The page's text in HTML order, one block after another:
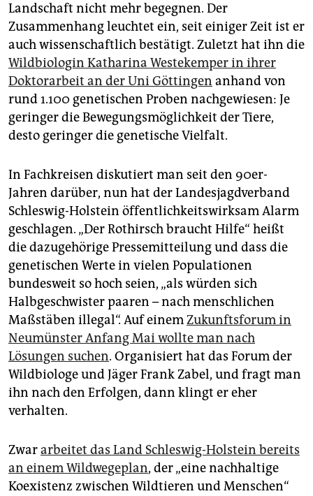
Landschaft nicht mehr begegnen. Der
Zusammenhang leuchtet ein, seit einiger Zeit ist er
auch wissenschaftlich bestätigt. Zuletzt hat ihn die
Wildbiologin Katharina Westekemper in ihrer
Doktorarbeit an der Uni Göttingen anhand von
rund 1.100 genetischen Proben nachgewiesen: Je
geringer die Bewegungsmöglichkeit der Tiere,
desto geringer die genetische Vielfalt.
In Fachkreisen diskutiert man seit den 90er-
Jahren darüber, nun hat der Landesjagdverband
Schleswig-Holstein öffentlichkeitswirksam Alarm
geschlagen. „Der Rothirsch braucht Hilfe“ heißt
die dazugehörige Pressemitteilung und dass die
genetischen Werte in vielen Populationen
bundesweit so hoch seien, „als würden sich
Halbgeschwister paaren – nach menschlichen
Maßstäben illegal“. Auf einemZukunftsforum in
Neumünster Anfang Mai wollte man nach
Lösungen suchen. Organisiert hat das Forum der
Wildbiologe und Jäger Frank Zabel, und fragt man
ihn nach den Erfolgen, dann klingt er eher
verhalten.
Zwararbeitet das Land Schleswig-Holstein bereits
an einem Wildwegeplan, der „eine nachhaltige
Koexistenz zwischen Wildtieren und Menschen“